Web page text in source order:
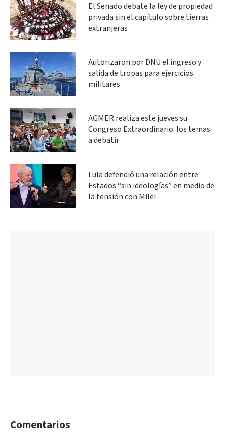
El Senado debate la ley de propiedad
privada sin el capítulo sobre tierras
extranjeras
Autorizaron por DNU el ingreso y
salida de tropas para ejercicios
militares
AGMER realiza este jueves su
Congreso Extraordinario: los temas
a debatir
Lula defendió una relación entre
Estados “sin ideologías” en medio de
la tensión con Milei
Comentarios